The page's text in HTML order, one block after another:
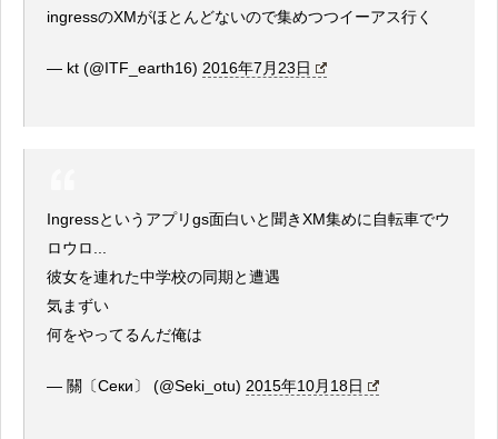
ingressのXMがほとんどないので集めつつイーアス行く
— kt (@ITF_earth16) 2016年7月23日
Ingressというアプリgs面白いと聞きXM集めに自転車でウ
ロウロ...
彼女を連れた中学校の同期と遭遇
気まずい
何をやってるんだ俺は
— 關〔Секи〕 (@Seki_otu) 2015年10月18日